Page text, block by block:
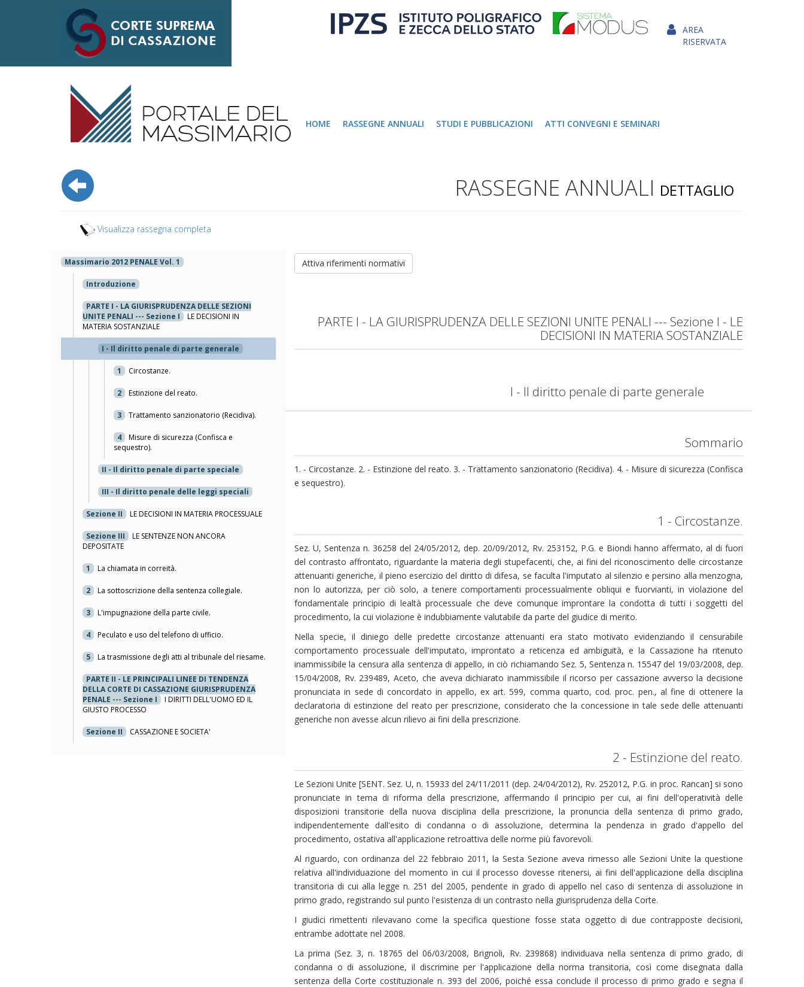
AREA
RISERVATA
HOME RASSEGNE ANNUALI STUDI E PUBBLICAZIONI ATTI CONVEGNI E SEMINARI
RASSEGNE ANNUALI DETTAGLIO
Visualizza rassegna completa
Massimario 2012 PENALE Vol. 1
Introduzione
PARTE I - LA GIURISPRUDENZA DELLE SEZIONI
UNITE PENALI --- Sezione I
LE DECISIONI IN
MATERIA SOSTANZIALE
I - Il diritto penale di parte generale
1 Circostanze.
2 Estinzione del reato.
3 Trattamento sanzionatorio (Recidiva).
4
Misure di sicurezza (Confisca e
sequestro).
II - Il diritto penale di parte speciale
III - Il diritto penale delle leggi speciali
Sezione II LE DECISIONI IN MATERIA PROCESSUALE
Sezione III
LE SENTENZE NON ANCORA
DEPOSITATE
1 La chiamata in correità.
2 La sottoscrizione della sentenza collegiale.
3 L'impugnazione della parte civile.
4 Peculato e uso del telefono di ufficio.
5 La trasmissione degli atti al tribunale del riesame.
PARTE II - LE PRINCIPALI LINEE DI TENDENZA
DELLA CORTE DI CASSAZIONE GIURISPRUDENZA
PENALE --- Sezione I
I DIRITTI DELL'UOMO ED IL
GIUSTO PROCESSO
Sezione II CASSAZIONE E SOCIETA'
Attiva riferimenti normativi
PARTE I - LA GIURISPRUDENZA DELLE SEZIONI UNITE PENALI --- Sezione I - LE
DECISIONI IN MATERIA SOSTANZIALE
I - Il diritto penale di parte generale
Sommario
1. - Circostanze. 2. - Estinzione del reato. 3. - Trattamento sanzionatorio (Recidiva). 4. - Misure di sicurezza (Confisca
e sequestro).
1 - Circostanze.
Sez. U, Sentenza n. 36258 del 24/05/2012, dep. 20/09/2012, Rv. 253152, P.G. e Biondi hanno affermato, al di fuori
del contrasto affrontato, riguardante la materia degli stupefacenti, che, ai fini del riconoscimento delle circostanze
attenuanti generiche, il pieno esercizio del diritto di difesa, se faculta l'imputato al silenzio e persino alla menzogna,
non lo autorizza, per ciò solo, a tenere comportamenti processualmente obliqui e fuorvianti, in violazione del
fondamentale principio di lealtà processuale che deve comunque improntare la condotta di tutti i soggetti del
procedimento, la cui violazione è indubbiamente valutabile da parte del giudice di merito.
Nella specie, il diniego delle predette circostanze attenuanti era stato motivato evidenziando il censurabile
comportamento processuale dell'imputato, improntato a reticenza ed ambiguità, e la Cassazione ha ritenuto
inammissibile la censura alla sentenza di appello, in ciò richiamando Sez. 5, Sentenza n. 15547 del 19/03/2008, dep.
15/04/2008, Rv. 239489, Aceto, che aveva dichiarato inammissibile il ricorso per cassazione avverso la decisione
pronunciata in sede di concordato in appello, ex art. 599, comma quarto, cod. proc. pen., al fine di ottenere la
declaratoria di estinzione del reato per prescrizione, considerato che la concessione in tale sede delle attenuanti
generiche non avesse alcun rilievo ai fini della prescrizione.
2 - Estinzione del reato.
Le Sezioni Unite [SENT. Sez. U, n. 15933 del 24/11/2011 (dep. 24/04/2012), Rv. 252012, P.G. in proc. Rancan] si sono
pronunciate in tema di riforma della prescrizione, affermando il principio per cui, ai fini dell'operatività delle
disposizioni transitorie della nuova disciplina della prescrizione, la pronuncia della sentenza di primo grado,
indipendentemente dall'esito di condanna o di assoluzione, determina la pendenza in grado d'appello del
procedimento, ostativa all'applicazione retroattiva delle norme più favorevoli.
Al riguardo, con ordinanza del 22 febbraio 2011, la Sesta Sezione aveva rimesso alle Sezioni Unite la questione
relativa all'individuazione del momento in cui il processo dovesse ritenersi, ai fini dell'applicazione della disciplina
transitoria di cui alla legge n. 251 del 2005, pendente in grado di appello nel caso di sentenza di assoluzione in
primo grado, registrando sul punto l'esistenza di un contrasto nella giurisprudenza della Corte.
I giudici rimettenti rilevavano come la specifica questione fosse stata oggetto di due contrapposte decisioni,
entrambe adottate nel 2008.
La prima (Sez. 3, n. 18765 del 06/03/2008, Brignoli, Rv. 239868) individuava nella sentenza di primo grado, di
condanna o di assoluzione, il discrimine per l'applicazione della norma transitoria, così come disegnata dalla
sentenza della Corte costituzionale n. 393 del 2006, poiché essa conclude il processo di primo grado e segna il